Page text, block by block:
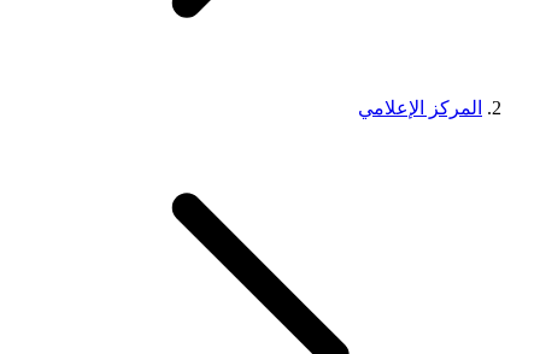
المركز الإعلامي